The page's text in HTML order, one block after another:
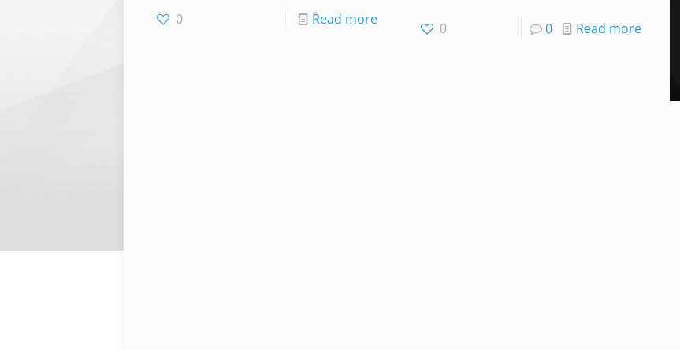
0 Read more
0 0 Read more